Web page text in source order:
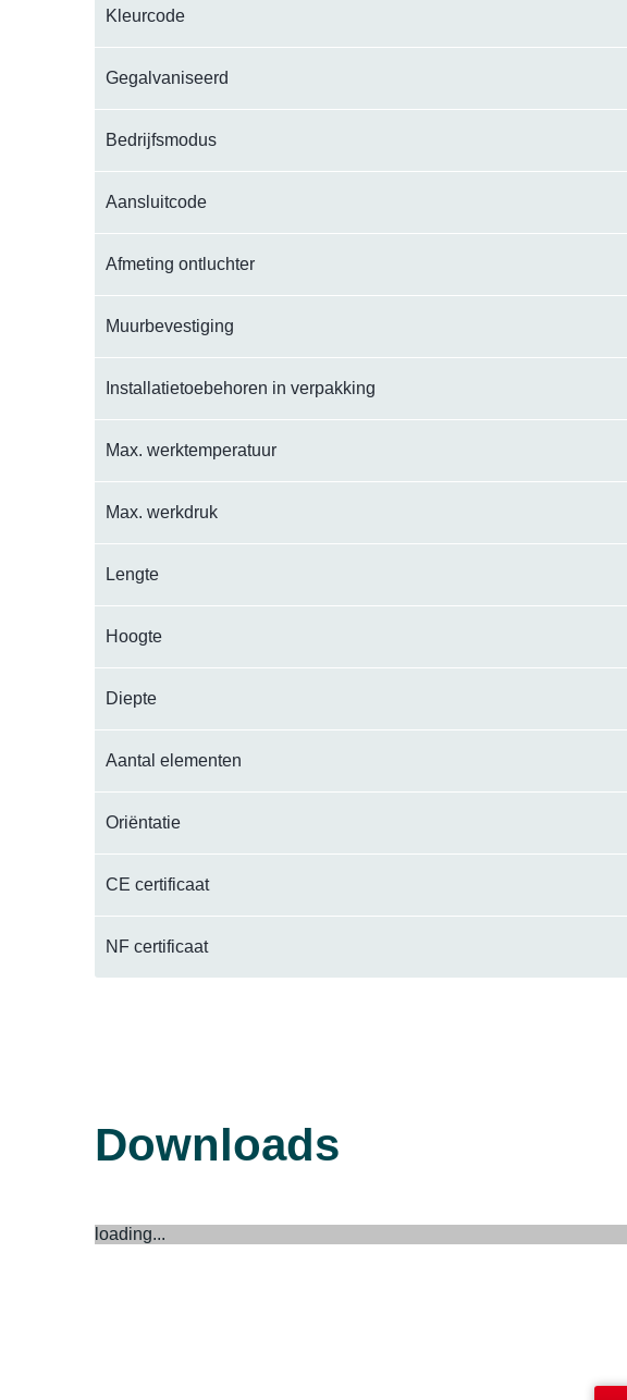
Kleurcode
Gegalvaniseerd
Bedrijfsmodus
Aansluitcode
Afmeting ontluchter
Muurbevestiging
Installatietoebehoren in verpakking
Max. werktemperatuur
Max. werkdruk
Lengte
Hoogte
Diepte
Aantal elementen
Oriëntatie
CE certificaat
NF certificaat
Downloads
loading...